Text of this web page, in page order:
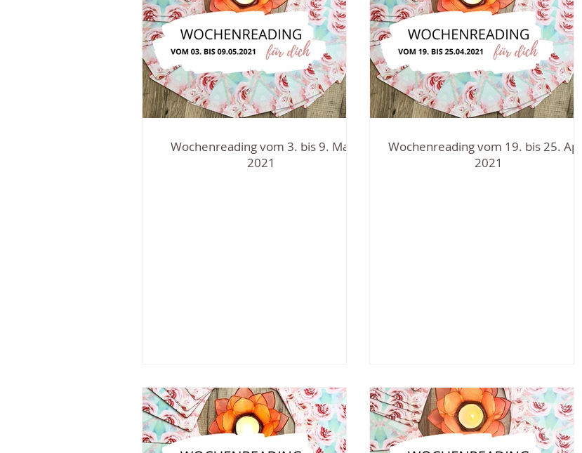
Wochenreading vom 3. bis 9. Mai
2021
Wochenreading vom 19. bis 25. April
2021